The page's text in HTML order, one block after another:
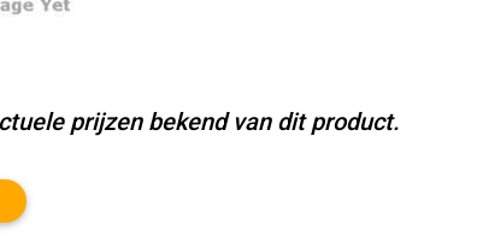
prijzen bekend van dit product.